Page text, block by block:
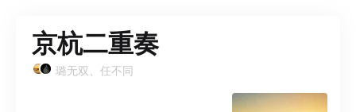
京杭二重奏
璐无双、任不同